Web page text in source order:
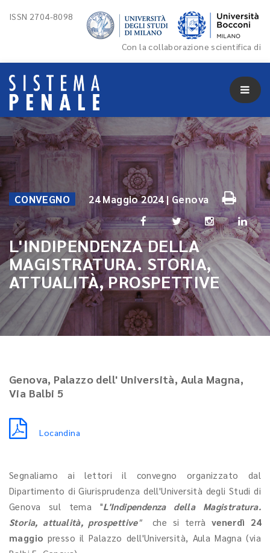
ISSN 2704-8098
Con la collaborazione scientifica di
CONVEGNO 24 Maggio 2024 | Genova
L'INDIPENDENZA DELLA
MAGISTRATURA. STORIA,
ATTUALITÀ, PROSPETTIVE
Genova, Palazzo dell' Università, Aula Magna,
Via Balbi 5
Locandina
Segnaliamo ai lettori il convegno organizzato dal
Dipartimento di Giurisprudenza dell'Università degli Studi di
Genova sul tema "L'Indipendenza della Magistratura.
Storia, attualità, prospettive"che si terràvenerdì 24
maggio presso il Palazzo dell'Università, Aula Magna (via